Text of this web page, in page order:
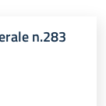
n.283